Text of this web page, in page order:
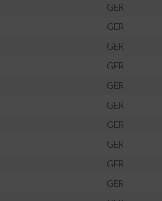
GER
GER
GER
GER
GER
GER
GER
GER
GER
GER